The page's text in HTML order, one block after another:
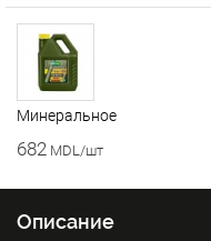
Минеральное
682 MDL/шт
Описание